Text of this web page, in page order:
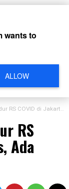
Jakarta Menipis, Ada yang Sisa 6%
RS
Ada
wants to
ALLOW